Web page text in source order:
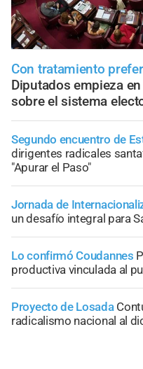
Con tratamiento
Diputados empieza
sobre el sistema
Segundo encuentro de
dirigentes radicales
"Apurar el Paso"
Jornada de
un desafío integral para
Lo confirmó Coudannes
productiva vinculada al
Proyecto de Losada
radicalismo nacional al